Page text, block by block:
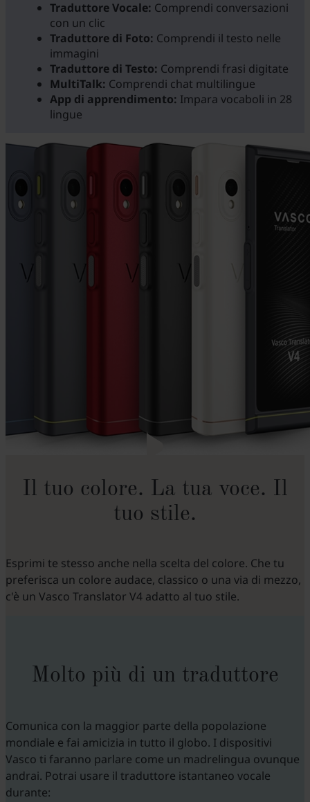
Traduttore Vocale: Comprendi conversazioni
con un clic
Traduttore di Foto: Comprendi il testo nelle
immagini
Traduttore di Testo: Comprendi frasi digitate
MultiTalk: Comprendi chat multilingue
App di apprendimento: Impara vocaboli in 28
lingue
Il tuo colore. La tua voce. Il
tuo stile.
Esprimi te stesso anche nella scelta del colore. Che tu
preferisca un colore audace, classico o una via di mezzo,
c'è un Vasco Translator V4 adatto al tuo stile.
Molto più di un traduttore
Comunica con la maggior parte della popolazione
mondiale e fai amicizia in tutto il globo. I dispositivi
Vasco ti faranno parlare come un madrelingua ovunque
andrai. Potrai usare il traduttore istantaneo vocale
durante: